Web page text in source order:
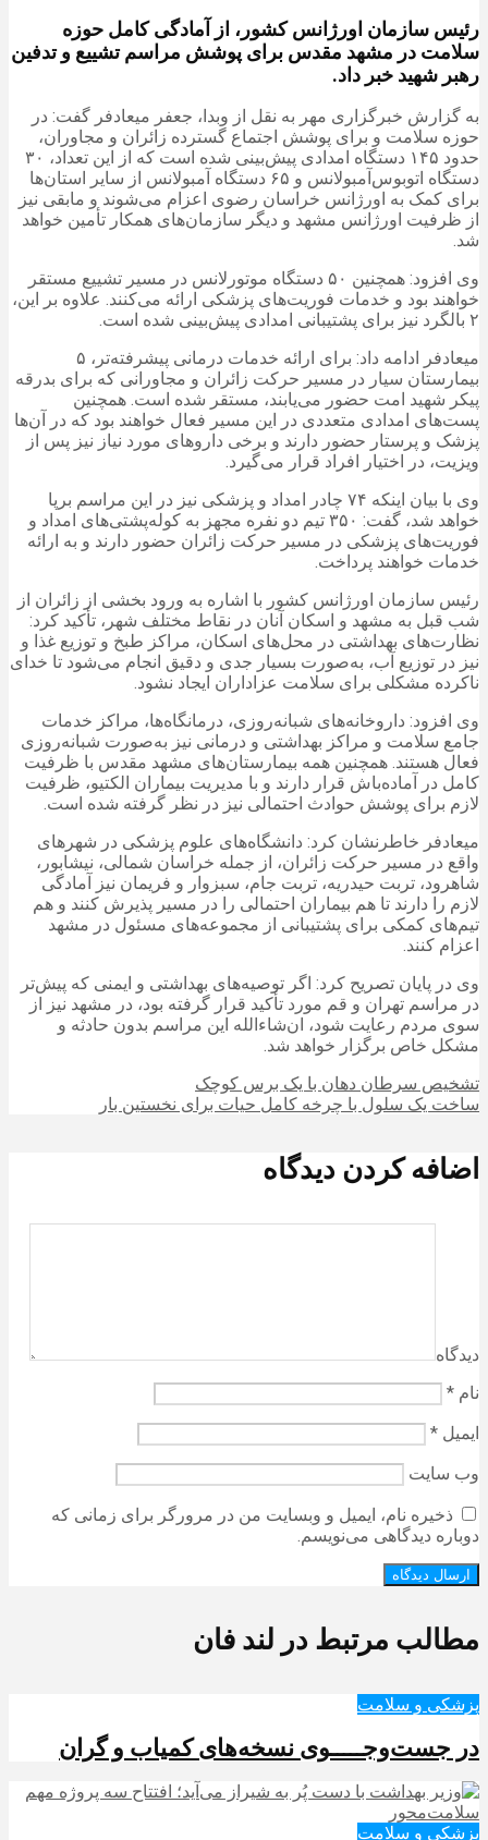
رئیس سازمان اورژانس کشور، از آمادگی کامل حوزه
سلامت در مشهد مقدس برای پوشش مراسم تشییع و تدفین
رهبر شهید خبر داد.
به گزارش خبرگزاری مهر به نقل از وبدا، جعفر میعادفر گفت: در
حوزه سلامت و برای پوشش اجتماع گسترده زائران و مجاوران،
حدود ۱۴۵ دستگاه امدادی پیش‌بینی شده است که از این تعداد، ۳۰
دستگاه اتوبوس‌آمبولانس و ۶۵ دستگاه آمبولانس از سایر استان‌ها
برای کمک به اورژانس خراسان رضوی اعزام می‌شوند و مابقی نیز
از ظرفیت اورژانس مشهد و دیگر سازمان‌های همکار تأمین خواهد
شد.
وی افزود: همچنین ۵۰ دستگاه موتورلانس در مسیر تشییع مستقر
خواهند بود و خدمات فوریت‌های پزشکی ارائه می‌کنند. علاوه بر این،
۲ بالگرد نیز برای پشتیبانی امدادی پیش‌بینی شده است.
میعادفر ادامه داد: برای ارائه خدمات درمانی پیشرفته‌تر، ۵
بیمارستان سیار در مسیر حرکت زائران و مجاورانی که برای بدرقه
پیکر شهید امت حضور می‌یابند، مستقر شده است. همچنین
پست‌های امدادی متعددی در این مسیر فعال خواهند بود که در آن‌ها
پزشک و پرستار حضور دارند و برخی داروهای مورد نیاز نیز پس از
ویزیت، در اختیار افراد قرار می‌گیرد.
وی با بیان اینکه ۷۴ چادر امداد و پزشکی نیز در این مراسم برپا
خواهد شد، گفت: ۳۵۰ تیم دو نفره مجهز به کوله‌پشتی‌های امداد و
فوریت‌های پزشکی در مسیر حرکت زائران حضور دارند و به ارائه
خدمات خواهند پرداخت.
رئیس سازمان اورژانس کشور با اشاره به ورود بخشی از زائران از
شب قبل به مشهد و اسکان آنان در نقاط مختلف شهر، تأکید کرد:
نظارت‌های بهداشتی در محل‌های اسکان، مراکز طبخ و توزیع غذا و
نیز در توزیع آب، به‌صورت بسیار جدی و دقیق انجام می‌شود تا خدای
ناکرده مشکلی برای سلامت عزاداران ایجاد نشود.
وی افزود: داروخانه‌های شبانه‌روزی، درمانگاه‌ها، مراکز خدمات
جامع سلامت و مراکز بهداشتی و درمانی نیز به‌صورت شبانه‌روزی
فعال هستند. همچنین همه بیمارستان‌های مشهد مقدس با ظرفیت
کامل در آماده‌باش قرار دارند و با مدیریت بیماران الکتیو، ظرفیت
لازم برای پوشش حوادث احتمالی نیز در نظر گرفته شده است.
میعادفر خاطرنشان کرد: دانشگاه‌های علوم پزشکی در شهرهای
واقع در مسیر حرکت زائران، از جمله خراسان شمالی، نیشابور،
شاهرود، تربت حیدریه، تربت جام، سبزوار و فریمان نیز آمادگی
لازم را دارند تا هم بیماران احتمالی را در مسیر پذیرش کنند و هم
تیم‌های کمکی برای پشتیبانی از مجموعه‌های مسئول در مشهد
اعزام کنند.
وی در پایان تصریح کرد: اگر توصیه‌های بهداشتی و ایمنی که پیش‌تر
در مراسم تهران و قم مورد تأکید قرار گرفته بود، در مشهد نیز از
سوی مردم رعایت شود، ان‌شاءالله این مراسم بدون حادثه و
مشکل خاص برگزار خواهد شد.
تشخیص سرطان دهان با یک برس کوچک
ساخت یک سلول با چرخه کامل حیات برای نخستین بار
اضافه کردن دیدگاه
دیدگاه
نام *
ایمیل *
وب‌ سایت
ذخیره نام، ایمیل و وبسایت من در مرورگر برای زمانی که
دوباره دیدگاهی می‌نویسم.
مطالب مرتبط در لند فان
پزشکی و سلامت
در جست‌وجـــــوی نسخه‌های کمیاب و گران
پزشکی و سلامت